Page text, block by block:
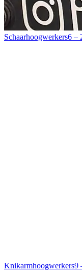
Schaarhoogwerkers6 –
Knikarmhoogwerkers9